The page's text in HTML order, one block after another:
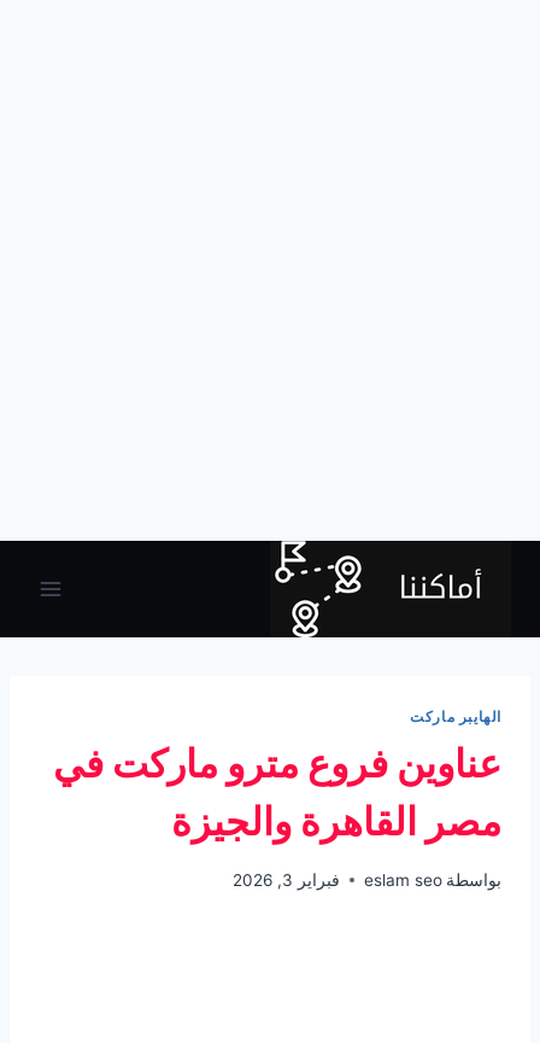
الهايبر ماركت
عناوين فروع مترو ماركت في
مصر القاهرة والجيزة
بواسطة eslam seo فبراير 3, 2026